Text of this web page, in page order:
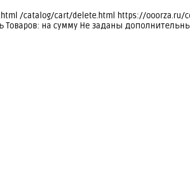
/catalog/cart/delete.html https://ooorza.ru/
Товаров: на сумму Не заданы